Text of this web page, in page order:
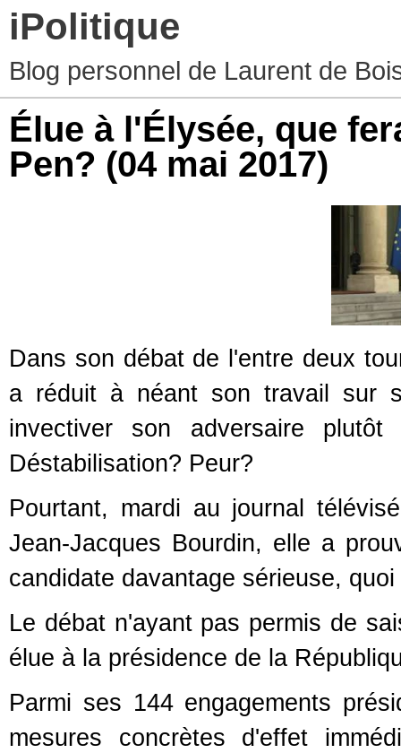
iPolitique
Blog personnel de Laurent de
Élue à l'Élysée, que
Pen? (04 mai 2017)
Dans son débat de l'entre deux
a réduit à néant son travail sur
invectiver son adversaire
Déstabilisation? Peur?
Pourtant, mardi au journal
Jean-Jacques Bourdin, elle a
candidate davantage sérieuse,
Le débat n'ayant pas permis de
élue à la présidence de la
Parmi ses 144 engagements
mesures concrètes d'effet